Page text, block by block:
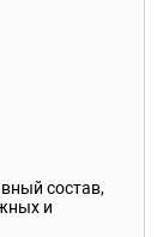
состав,
и